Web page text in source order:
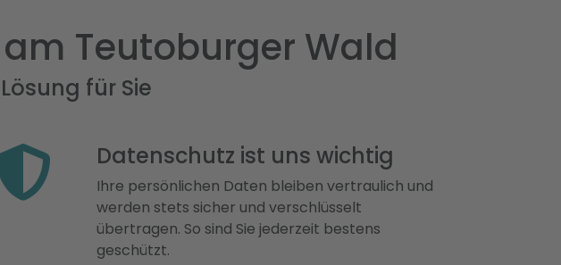
Teutoburger Wald
für Sie
Datenschutz ist uns wichtig
Ihre persönlichen Daten bleiben vertraulich und
werden stets sicher und verschlüsselt
übertragen. So sind Sie jederzeit bestens
geschützt.